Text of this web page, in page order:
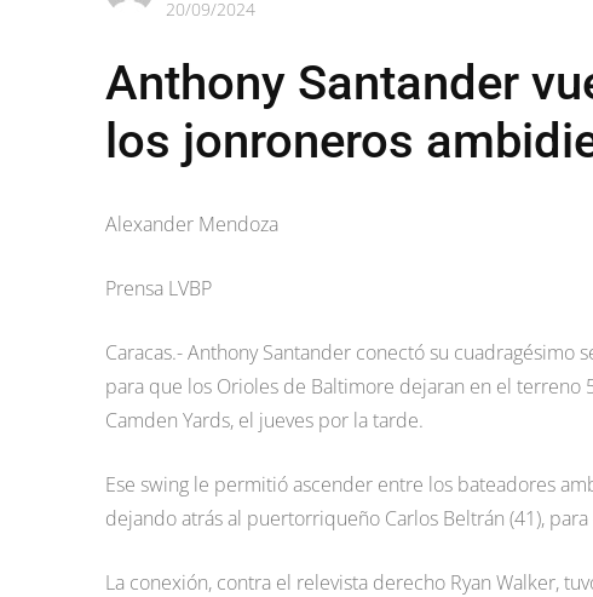
20/09/2024
Anthony Santander
los jonroneros
Alexander Mendoza
Prensa LVBP
Caracas.- Anthony Santander conectó su
para que los Orioles de Baltimore dejaran en el terreno
Camden Yards, el jueves por la tarde.
Ese swing le permitió ascender entre los bateadores
dejando atrás al puertorriqueño Carlos Beltrán (41),
La conexión, contra el relevista derecho Ryan Walker,